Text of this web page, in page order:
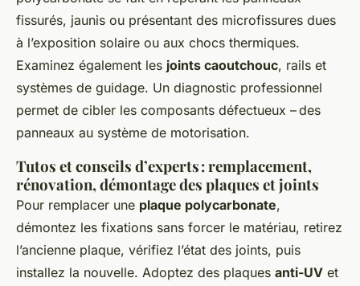
fissurés, jaunis ou présentant des microfissures dues
à l’exposition solaire ou aux chocs thermiques.
Examinez également les joints caoutchouc, rails et
systèmes de guidage. Un diagnostic professionnel
permet de cibler les composants défectueux – des
panneaux au système de motorisation.
Tutos et conseils d’experts : remplacement,
rénovation, démontage des plaques et joints
Pour remplacer une plaque polycarbonate,
démontez les fixations sans forcer le matériau, retirez
l’ancienne plaque, vérifiez l’état des joints, puis
installez la nouvelle. Adoptez des plaques anti-UV et